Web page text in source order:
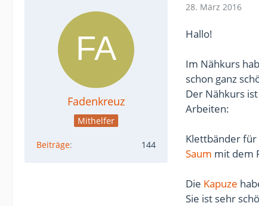
Fadenkreuz
Mithelfer
Beiträge 144
28. März 2016
Hallo!
Im Nähkurs
schon ganz
Der Nähkurs
Arbeiten:
Klettbänder
Saum mit dem
Die Kapuze
Sie ist sehr